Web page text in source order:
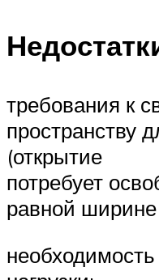
требования к
пространству
(открытие
потребует
равной ширине